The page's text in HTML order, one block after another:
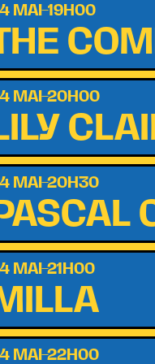
MAI–19H00
MAI–20H00
MAI–20H30
MAI–21H00
MAI–22H00